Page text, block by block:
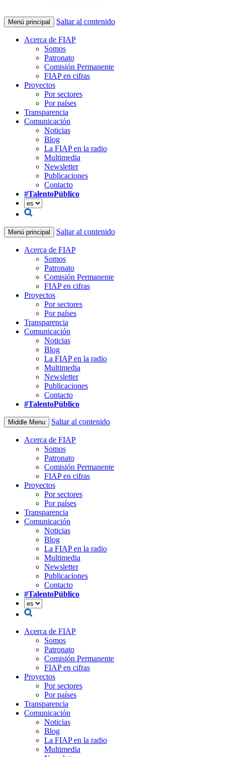
Menú principal Saltar al contenido
Acerca de FIAP
Somos
Patronato
Comisión Permanente
FIAP en cifras
Proyectos
Por sectores
Por países
Transparencia
Comunicación
Noticias
Blog
La FIAP en la radio
Multimedia
Newsletter
Publicaciones
Contacto
#TalentoPúblico
Menú principal Saltar al contenido
Acerca de FIAP
Somos
Patronato
Comisión Permanente
FIAP en cifras
Proyectos
Por sectores
Por países
Transparencia
Comunicación
Noticias
Blog
La FIAP en la radio
Multimedia
Newsletter
Publicaciones
Contacto
#TalentoPúblico
Middle Menu Saltar al contenido
Acerca de FIAP
Somos
Patronato
Comisión Permanente
FIAP en cifras
Proyectos
Por sectores
Por países
Transparencia
Comunicación
Noticias
Blog
La FIAP en la radio
Multimedia
Newsletter
Publicaciones
Contacto
#TalentoPúblico
Acerca de FIAP
Somos
Patronato
Comisión Permanente
FIAP en cifras
Proyectos
Por sectores
Por países
Transparencia
Comunicación
Noticias
Blog
La FIAP en la radio
Multimedia